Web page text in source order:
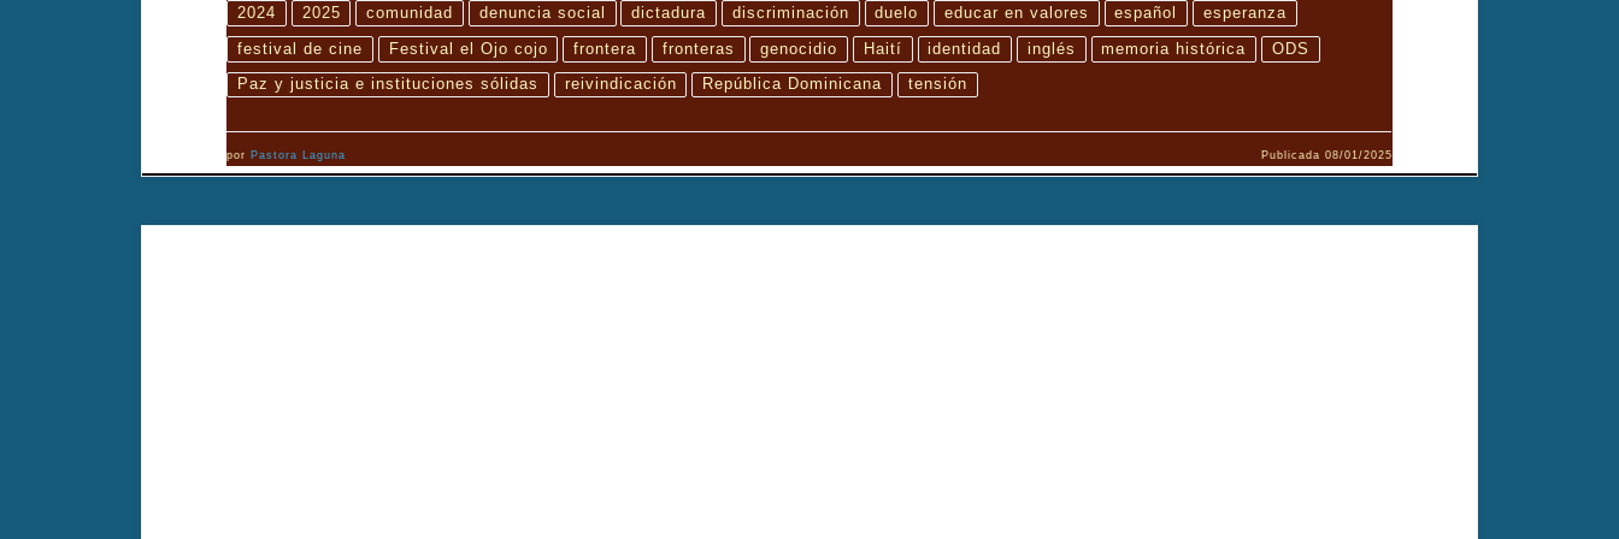
2024 2025 comunidad denuncia social dictadura discriminación duelo educar en valores español esperanza
festival de cine Festival el Ojo cojo frontera fronteras genocidio Haití identidad inglés memoria histórica ODS
Paz y justicia e instituciones sólidas reivindicación República Dominicana tensión
porPastora Laguna Publicada 08/01/2025